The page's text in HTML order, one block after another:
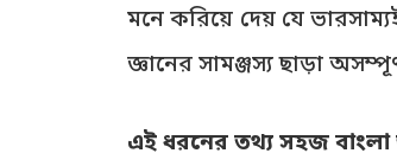
মনে করিয়ে দেয় যে
জ্ঞানের সামঞ্জস্য ছাড়া
এই ধরনের তথ্য সহজ বাংলা